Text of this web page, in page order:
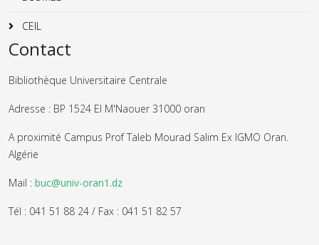
CEIL
Contact
Bibliothèque Universitaire Centrale
Adresse : BP 1524 El M'Naouer 31000 oran
A proximité Campus Prof Taleb Mourad Salim Ex IGMO Oran.
Algérie
Mail : buc@univ-oran1.dz
Tél : 041 51 88 24 / Fax : 041 51 82 57